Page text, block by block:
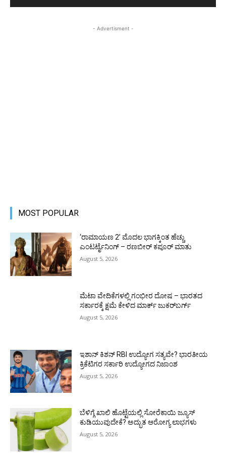
- Advertisment -
MOST POPULAR
‘ರಾಮಾಯಣ 2’ ಮೊದಲ ಭಾಗಕ್ಕಿಂತ ಹೆಚ್ಚು
ಎಂಟರ್ಟೈನಿಂಗ್ – ರಣಬೀರ್ ಕಪೂರ್ ಮಾತು
August 5, 2026
ಮೆಟಾ ವೇದಿಕೆಗಳಲ್ಲಿ ಗಂಭೀರ ದೋಷ – ಭಾರತದ
ಸರ್ಕಾರಕ್ಕೆ ಕ್ಷಮೆ ಕೇಳಿದ ಮಾರ್ಕ್ ಜುಕರ್‌ಬರ್ಗ್
August 5, 2026
ಇಶಾನ್ ಕಿಶನ್ RBI ಉದ್ಯೋಗ ಸತ್ಯವೇ? ಭಾರತೀಯ
ಕ್ರಿಕೆಟಿಗರ ಸರ್ಕಾರಿ ಉದ್ಯೋಗದ ನಿಜಾಂಶ
August 5, 2026
ಬೆಳಿಗ್ಗೆ ಖಾಲಿ ಹೊಟ್ಟೆಯಲ್ಲಿ ಸೋರೆಕಾಯಿ ಜ್ಯೂಸ್
ಕುಡಿಯುವುದೇಕೆ? ಅದ್ಭುತ ಆರೋಗ್ಯ ಲಾಭಗಳು
August 5, 2026